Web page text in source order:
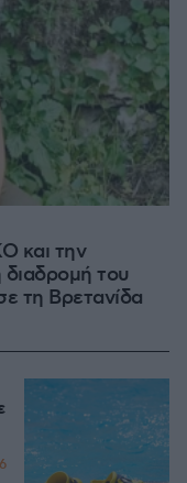
και την
διαδρομή του
τη Βρετανίδα
6